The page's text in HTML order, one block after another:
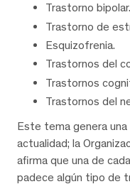
Trastorno bipolar.
Trastorno de
Esquizofrenia.
Trastornos del
Trastornos
Trastornos del
Este tema genera
actualidad; la
afirma que una de
padece algún tipo de